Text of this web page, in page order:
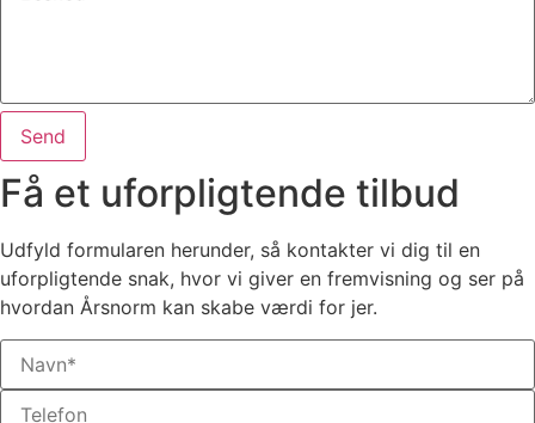
Send
Få et uforpligtende tilbud
Udfyld formularen herunder, så kontakter vi dig til en
uforpligtende snak, hvor vi giver en fremvisning og ser på
hvordan Årsnorm kan skabe værdi for jer.